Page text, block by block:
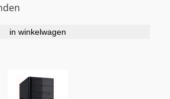
in winkelwagen